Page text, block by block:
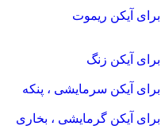
ریموت
زنگ
سرمایشی ، پنکه
گرمایشی ، بخاری